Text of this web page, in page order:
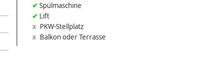
Spülmaschine
Lift
PKW-Stellplatz
Balkon oder Terrasse